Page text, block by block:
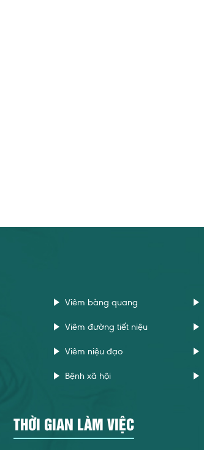
Viêm bàng quang
Viêm đường tiết niệu
Viêm niệu đạo
Bệnh xã hội
THỜI GIAN LÀM VIỆC